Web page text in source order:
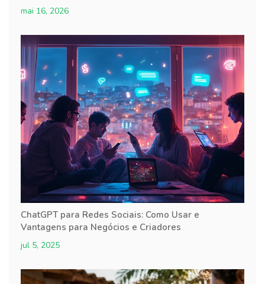
mai 16, 2026
ChatGPT para Redes Sociais: Como Usar e
Vantagens para Negócios e Criadores
jul 5, 2025